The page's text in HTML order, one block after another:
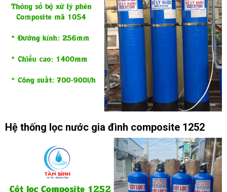
Hệ thống lọc nước gia đình composite 1252